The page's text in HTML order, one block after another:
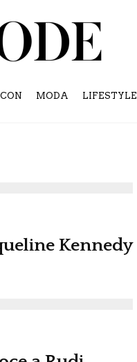
MODA LIFESTYLE
Kennedy